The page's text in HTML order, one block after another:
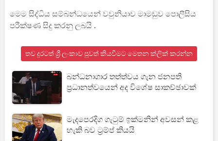
මෙම සිද්ධිය සම්බන්ධයෙන් වවුනියාව මාමඩුව පොලීසිය
පරීක්ෂණ සිදු කරනු ලබයි .
තව දුරටත් ශ්‍රී ලංකාව පුවත් කියවීමට මෙතන ක්ලික් කරන්න
බන්ධනාගාර තත්ත්වය ගැන ජනපති
ප්‍රධානත්වයෙන් අද විශේෂ සාකච්ඡාවක්
මැදපෙරදිග ගැටුම් ඉක්මනින් අවසන් කළ
හැකි බව ට්‍රම්ප් කියයි